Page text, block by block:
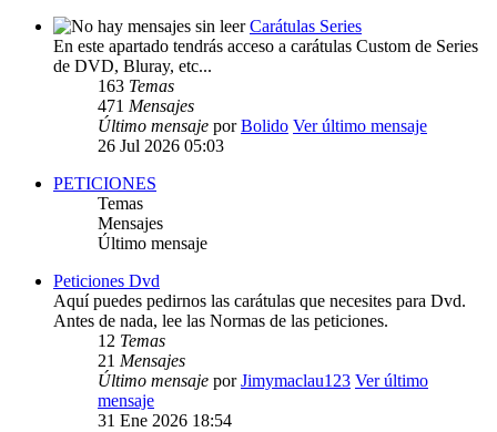
Carátulas Series
En este apartado tendrás acceso a carátulas Custom de Series
de DVD, Bluray, etc...
163 Temas
471 Mensajes
Último mensaje porBolido Ver último mensaje
26 Jul 2026 05:03
PETICIONES
Temas
Mensajes
Último mensaje
Peticiones Dvd
Aquí puedes pedirnos las carátulas que necesites para Dvd.
Antes de nada, lee las Normas de las peticiones.
12 Temas
21 Mensajes
Último mensaje porJimymaclau123 Ver último
mensaje
31 Ene 2026 18:54